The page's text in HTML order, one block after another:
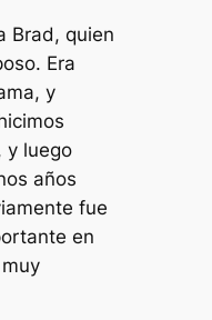
Brad, quien
Era
y
y luego
años
fue
en